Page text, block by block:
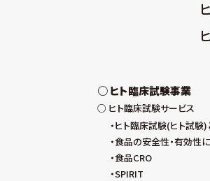
ヒト臨床試験事業
ヒト臨床試験サービス
ヒト臨床試験(ヒト試験)
食品の安全性・有効性
食品CRO
SPIRIT